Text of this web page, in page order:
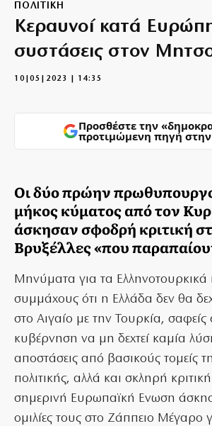
ΠΟΛΙΤΙΚΗ
Kεραυνοί κατά
συστάσεις στον
10|05|2023 | 14:35
Προσθέστε την
προτιμώμενη πηγή
Οι δύο πρώην
μήκος κύματος από τον
άσκησαν σφοδρή κριτική
Βρυξέλλες «που
Mηνύματα για τα Ελληνοτουρκικά
συμμάχους ότι η Ελλάδα δεν θα
στο Αιγαίο με την Τουρκία, σαφείς
κυβέρνηση να μη δεχτεί καμία
αποστάσεις από βασικούς τομείς
πολιτικής, αλλά και σκληρή
σημερινή Ευρωπαϊκή Ενωση
ομιλίες τους στο Ζάππειο Μέγαρο